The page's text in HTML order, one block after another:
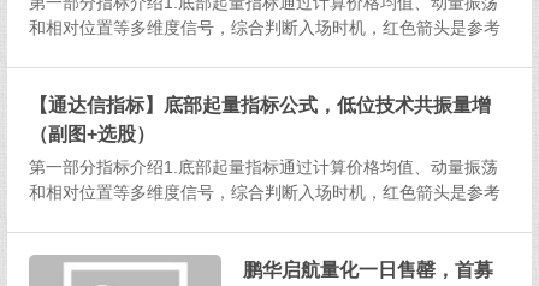
和相对位置等多维度信号，综合判断入场时机，红色箭头是参考
【通达信指标】底部起量指标公式，低位技术共振量增
（副图+选股）
第一部分指标介绍1.底部起量指标通过计算价格均值、动量振荡
和相对位置等多维度信号，综合判断入场时机，红色箭头是参考
鹏华启航量化一日售罄，首募